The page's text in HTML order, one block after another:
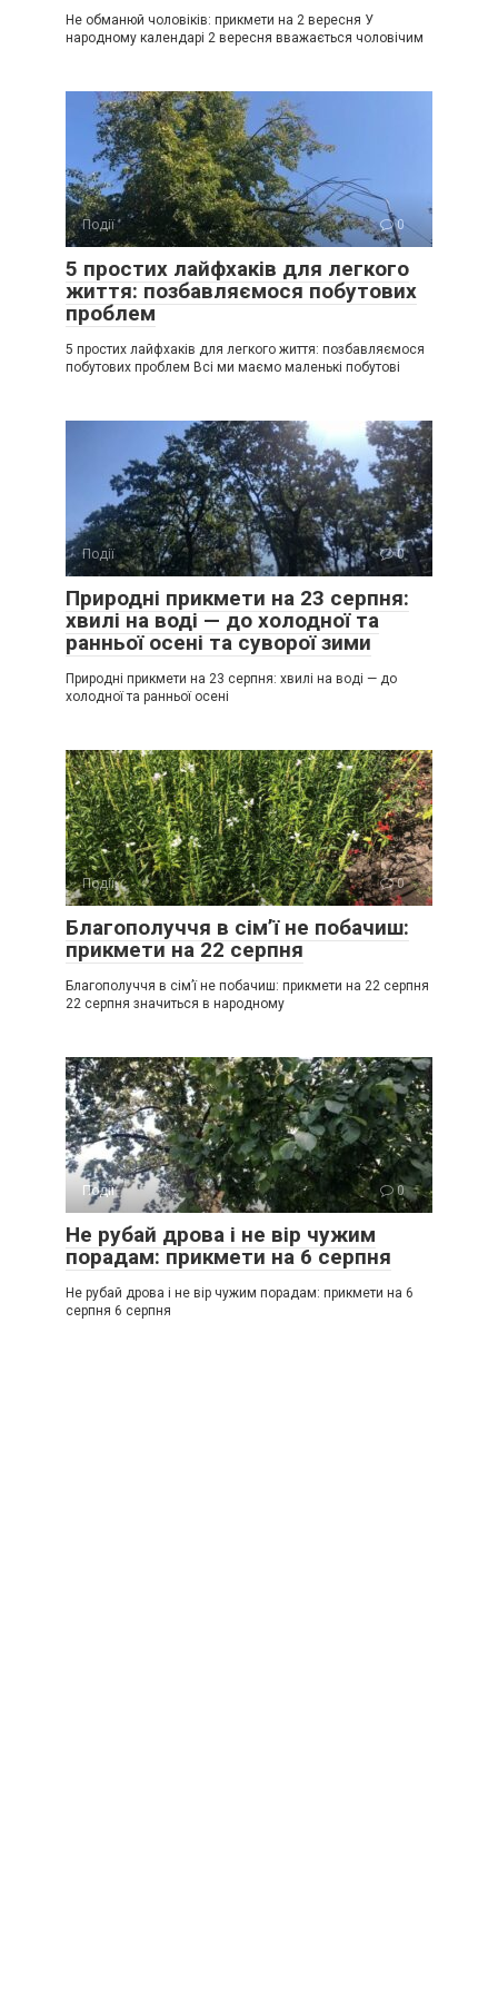
Не обманюй чоловіків: прикмети на 2 вересня У
народному календарі 2 вересня вважається чоловічим
Події 0
5 простих лайфхаків для легкого
життя: позбавляємося побутових
проблем
5 простих лайфхаків для легкого життя: позбавляємося
побутових проблем Всі ми маємо маленькі побутові
Події 0
Природні прикмети на 23 серпня:
хвилі на воді — до холодної та
ранньої осені та суворої зими
Природні прикмети на 23 серпня: хвилі на воді — до
холодної та ранньої осені
Події 0
Благополуччя в сім’ї не побачиш:
прикмети на 22 серпня
Благополуччя в сім’ї не побачиш: прикмети на 22 серпня
22 серпня значиться в народному
Події 0
Не рубай дрова і не вір чужим
порадам: прикмети на 6 серпня
Не рубай дрова і не вір чужим порадам: прикмети на 6
серпня 6 серпня